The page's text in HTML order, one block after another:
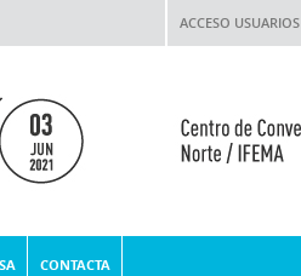
ACCESO USUARIOS
CONTACTA